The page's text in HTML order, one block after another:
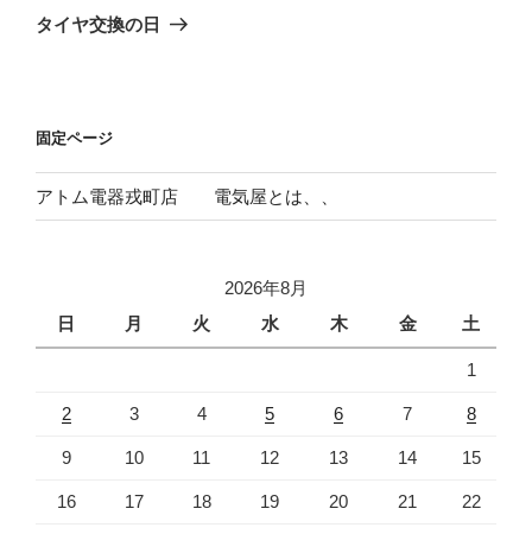
ゲ
ン
の
タイヤ交換の日
固定ページ
アトム電器戎町店 電気屋とは、、
2026年8月
日
月 火 水 木 金 土
1
2 3 4 5 6 7 8
9 10 11 12 13 14 15
16 17 18 19 20 21 22